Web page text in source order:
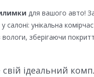
для вашого авто!
салоні: унікальна
вологи, зберігаючи
свій ідеальний